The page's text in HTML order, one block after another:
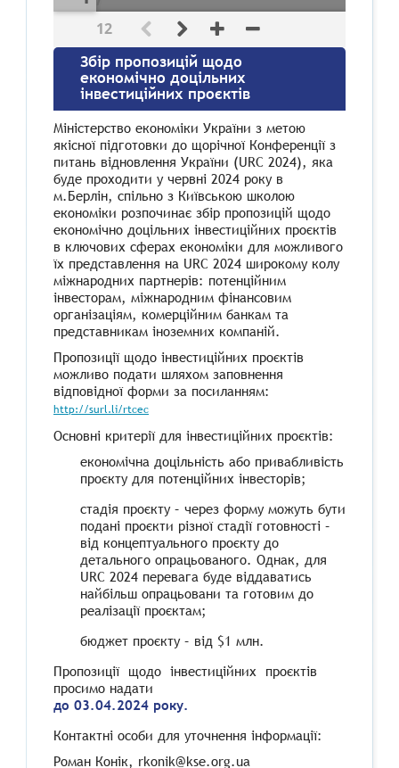
12
Збір пропозицій щодо
економічно доцільних
інвестиційних проєктів
Міністерство економіки України з метою
якісної підготовки до щорічної Конференції з
питань відновлення України (URC 2024), яка
буде проходити у червні 2024 року в
м.Берлін, спільно з Київською школою
економіки розпочинає збір пропозицій щодо
економічно доцільних інвестиційних проєктів
в ключових сферах економіки для можливого
їх представлення на URC 2024 широкому колу
міжнародних партнерів: потенційним
інвесторам, міжнародним фінансовим
організаціям, комерційним банкам та
представникам іноземних компаній.
Пропозиції щодо інвестиційних проєктів
можливо подати шляхом заповнення
відповідної форми за посиланням:
http://surl.li/rtcec
Основні критерії для інвестиційних проєктів:
економічна доцільність або привабливість
проєкту для потенційних інвесторів;
стадія проєкту – через форму можуть бути
подані проєкти різної стадії готовності –
від концептуального проєкту до
детального опрацьованого. Однак, для
URC 2024 перевага буде віддаватись
найбільш опрацьовани та готовим до
реалізації проєктам;
бюджет проєкту – від $1 млн.
Пропозиції щодо інвестиційних проєктів
просимо надати
до 03.04.2024 року.
Контактні особи для уточнення інформації:
Роман Конік, rkonik@kse.org.ua